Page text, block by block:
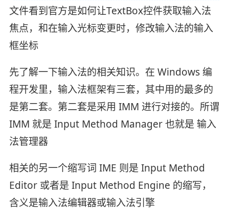
文件看到官方是如何让TextBox控件获取输入法
焦点，和在输入光标变更时，修改输入法的输入
框坐标
先了解一下输入法的相关知识。在 Windows 编
程开发里，输入法框架有三套，其中用的最多的
是第二套。第二套是采用 IMM 进行对接的。所谓
IMM 就是 Input Method Manager 也就是 输入
法管理器
相关的另一个缩写词 IME 则是 Input Method
Editor 或者是 Input Method Engine 的缩写，
含义是输入法编辑器或输入法引擎